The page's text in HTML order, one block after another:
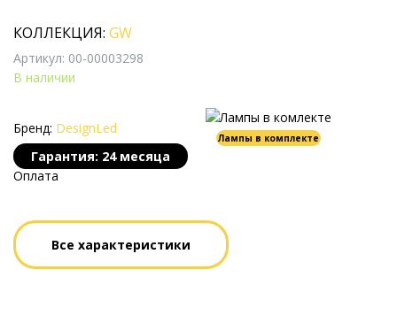
КОЛЛЕКЦИЯ: GW
Артикул: 00-00003298
В наличии
Бренд: DesignLed
Гарантия: 24 месяца
Лампы в комплекте
Оплата
Все характеристики